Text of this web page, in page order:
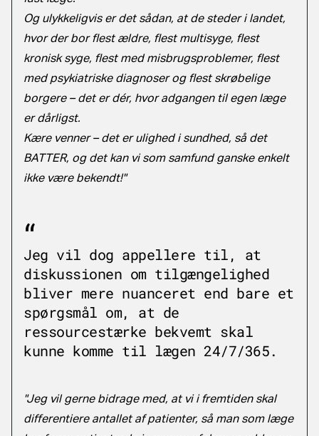
Og ulykkeligvis er det sådan, at de steder i landet,
hvor der bor flest ældre, flest multisyge, flest
kronisk syge, flest med misbrugsproblemer, flest
med psykiatriske diagnoser og flest skrøbelige
borgere – det er dér, hvor adgangen til egen læge
er dårligst.
Kære venner – det er ulighed i sundhed, så det
BATTER, og det kan vi som samfund ganske enkelt
ikke være bekendt!"
Jeg vil dog appellere til, at
diskussionen om tilgængelighed
bliver mere nuanceret end bare et
spørgsmål om, at de
ressourcestærke bekvemt skal
kunne komme til lægen 24/7/365.
"Jeg vil gerne bidrage med, at vi i fremtiden skal
differentiere antallet af patienter, så man som læge